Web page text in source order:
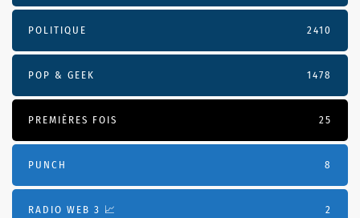
POLITIQUE 2410
POP & GEEK 1478
PREMIÈRES FOIS 25
PUNCH 8
RADIO WEB 3 📈 2